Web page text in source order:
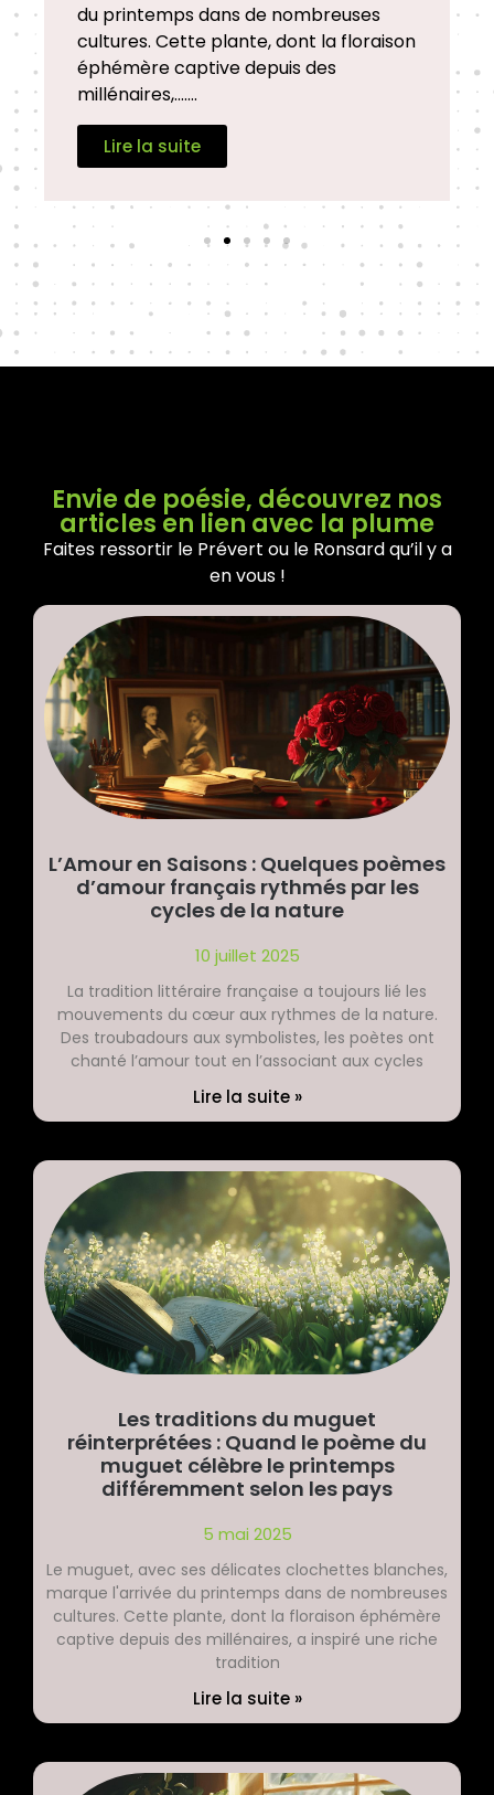
du printemps dans de nombreuses
cultures. Cette plante, dont la floraison
éphémère captive depuis des
millénaires,.......
Lire la suite
Envie de poésie, découvrez nos
articles en lien avec la plume
Faites ressortir le Prévert ou le Ronsard qu’il y a
en vous !
L’Amour en Saisons : Quelques poèmes
d’amour français rythmés par les
cycles de la nature
10 juillet 2025
La tradition littéraire française a toujours lié les
mouvements du cœur aux rythmes de la nature.
Des troubadours aux symbolistes, les poètes ont
chanté l’amour tout en l’associant aux cycles
Lire la suite »
Les traditions du muguet
réinterprétées : Quand le poème du
muguet célèbre le printemps
différemment selon les pays
5 mai 2025
Le muguet, avec ses délicates clochettes blanches,
marque l'arrivée du printemps dans de nombreuses
cultures. Cette plante, dont la floraison éphémère
captive depuis des millénaires, a inspiré une riche
tradition
Lire la suite »